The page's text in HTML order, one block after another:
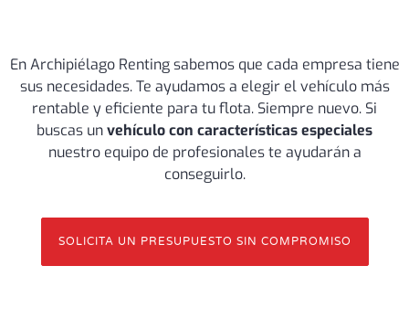
En Archipiélago Renting sabemos que cada empresa tiene
sus necesidades. Te ayudamos a elegir el vehículo más
rentable y eficiente para tu flota. Siempre nuevo. Si
buscas unvehículo con características especiales
nuestro equipo de profesionales te ayudarán a
conseguirlo.
SOLICITA UN PRESUPUESTO SIN COMPROMISO